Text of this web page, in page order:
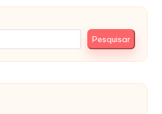
Pesquisar